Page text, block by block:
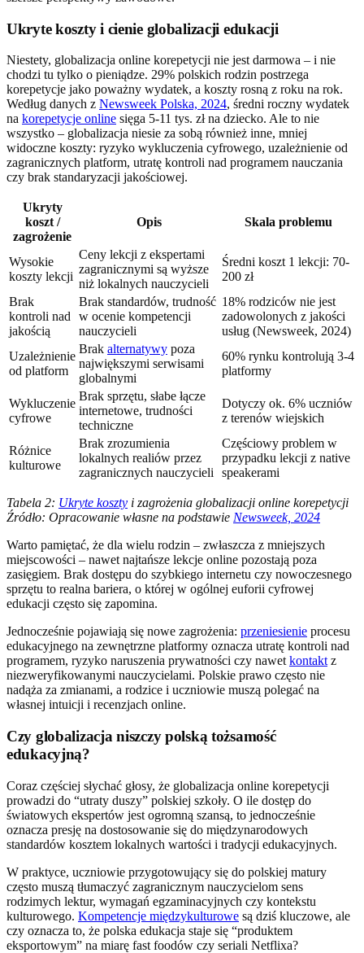
Ukryte koszty i cienie globalizacji edukacji
Niestety, globalizacja online korepetycji nie jest darmowa – i nie
chodzi tu tylko o pieniądze. 29% polskich rodzin postrzega
korepetycje jako poważny wydatek, a koszty rosną z roku na rok.
Według danych z Newsweek Polska, 2024, średni roczny wydatek
na korepetycje online sięga 5-11 tys. zł na dziecko. Ale to nie
wszystko – globalizacja niesie za sobą również inne, mniej
widoczne koszty: ryzyko wykluczenia cyfrowego, uzależnienie od
zagranicznych platform, utratę kontroli nad programem nauczania
czy brak standaryzacji jakościowej.
Ukryty
koszt /
zagrożenie
Opis Skala problemu
Wysokie
koszty lekcji
Ceny lekcji z ekspertami
zagranicznymi są wyższe
niż lokalnych nauczycieli
Średni koszt 1 lekcji: 70-
200 zł
Brak
kontroli nad
jakością
Brak standardów, trudność
w ocenie kompetencji
nauczycieli
18% rodziców nie jest
zadowolonych z jakości
usług (Newsweek, 2024)
Uzależnienie
od platform
Brak alternatywy poza
największymi serwisami
globalnymi
60% rynku kontrolują 3-4
platformy
Wykluczenie
cyfrowe
Brak sprzętu, słabe łącze
internetowe, trudności
techniczne
Dotyczy ok. 6% uczniów
z terenów wiejskich
Różnice
kulturowe
Brak zrozumienia
lokalnych realiów przez
zagranicznych nauczycieli
Częściowy problem w
przypadku lekcji z native
speakerami
Tabela 2: Ukryte koszty i zagrożenia globalizacji online korepetycji
Źródło: Opracowanie własne na podstawie Newsweek, 2024
Warto pamiętać, że dla wielu rodzin – zwłaszcza z mniejszych
miejscowości – nawet najtańsze lekcje online pozostają poza
zasięgiem. Brak dostępu do szybkiego internetu czy nowoczesnego
sprzętu to realna bariera, o której w ogólnej euforii cyfrowej
edukacji często się zapomina.
Jednocześnie pojawiają się nowe zagrożenia: przeniesienie procesu
edukacyjnego na zewnętrzne platformy oznacza utratę kontroli nad
programem, ryzyko naruszenia prywatności czy nawet kontakt z
niezweryfikowanymi nauczycielami. Polskie prawo często nie
nadąża za zmianami, a rodzice i uczniowie muszą polegać na
własnej intuicji i recenzjach online.
Czy globalizacja niszczy polską tożsamość
edukacyjną?
Coraz częściej słychać głosy, że globalizacja online korepetycji
prowadzi do “utraty duszy” polskiej szkoły. O ile dostęp do
światowych ekspertów jest ogromną szansą, to jednocześnie
oznacza presję na dostosowanie się do międzynarodowych
standardów kosztem lokalnych wartości i tradycji edukacyjnych.
W praktyce, uczniowie przygotowujący się do polskiej matury
często muszą tłumaczyć zagranicznym nauczycielom sens
rodzimych lektur, wymagań egzaminacyjnych czy kontekstu
kulturowego. Kompetencje międzykulturowe są dziś kluczowe, ale
czy oznacza to, że polska edukacja staje się “produktem
eksportowym” na miarę fast foodów czy seriali Netflixa?